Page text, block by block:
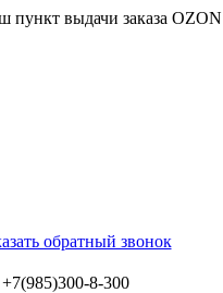
выдачи заказа
обратный звонок
+7(985)300-8-300